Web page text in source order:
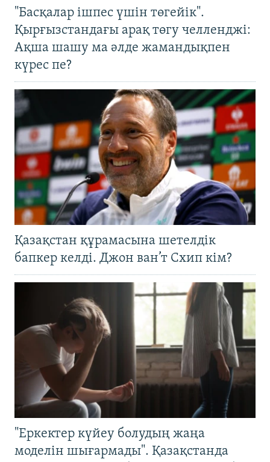
"Басқалар ішпес үшін төгейік".
Қырғызстандағы арақ төгу челленджі:
Ақша шашу ма әлде жамандықпен
күрес пе?
Қазақстан құрамасына шетелдік
бапкер келді. Джон ван’т Схип кім?
"Еркектер күйеу болудың жаңа
моделін шығармады". Қазақстанда